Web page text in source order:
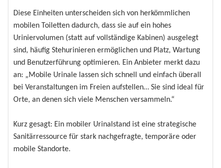
Diese Einheiten unterscheiden sich von herkömmlichen
mobilen Toiletten dadurch, dass sie auf ein hohes
Uriniervolumen (statt auf vollständige Kabinen) ausgelegt
sind, häufig Stehurinieren ermöglichen und Platz, Wartung
und Benutzerführung optimieren. Ein Anbieter merkt dazu
an: „Mobile Urinale lassen sich schnell und einfach überall
bei Veranstaltungen im Freien aufstellen… Sie sind ideal für
Orte, an denen sich viele Menschen versammeln.“
Kurz gesagt: Ein mobiler Urinalstand ist eine strategische
Sanitärressource für stark nachgefragte, temporäre oder
mobile Standorte.